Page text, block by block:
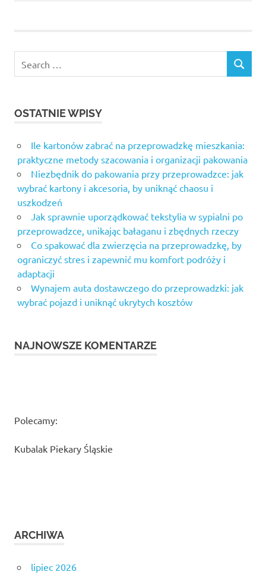
for:
SEARCH
OSTATNIE WPISY
Ile kartonów zabrać na przeprowadzkę mieszkania:
praktyczne metody szacowania i organizacji pakowania
Niezbędnik do pakowania przy przeprowadzce: jak
wybrać kartony i akcesoria, by uniknąć chaosu i
uszkodzeń
Jak sprawnie uporządkować tekstylia w sypialni po
przeprowadzce, unikając bałaganu i zbędnych rzeczy
Co spakować dla zwierzęcia na przeprowadzkę, by
ograniczyć stres i zapewnić mu komfort podróży i
adaptacji
Wynajem auta dostawczego do przeprowadzki: jak
wybrać pojazd i uniknąć ukrytych kosztów
NAJNOWSZE KOMENTARZE
Polecamy:
Kubalak Piekary Śląskie
ARCHIWA
lipiec 2026